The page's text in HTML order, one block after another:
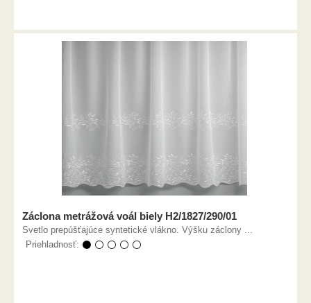
Záclona metrážová voál biely H2/1827/290/01
Svetlo prepúšťajúce syntetické vlákno. Výšku záclony ...
Priehladnosť: ⚫ ⚪ ⚪ ⚪ ⚪